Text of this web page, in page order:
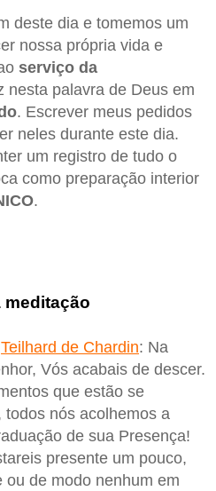
deste dia e tomemos um
nossa própria vida e
serviço da
nesta palavra de Deus em
. Escrever meus pedidos
neles durante este dia.
um registro de tudo o
como preparação interior
.
meditação
Teilhard de Chardin: Na
Vós acabais de descer.
que estão se
todos nós acolhemos a
de sua Presença!
presente um pouco,
ou de modo nenhum em